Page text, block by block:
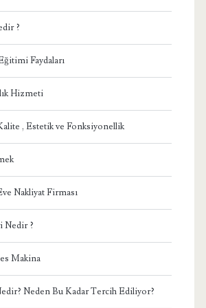
?
Faydaları
Hizmeti
, Estetik ve Fonksiyonellik
Nakliyat Firması
Nedir ?
Makina
Neden Bu Kadar Tercih Ediliyor?